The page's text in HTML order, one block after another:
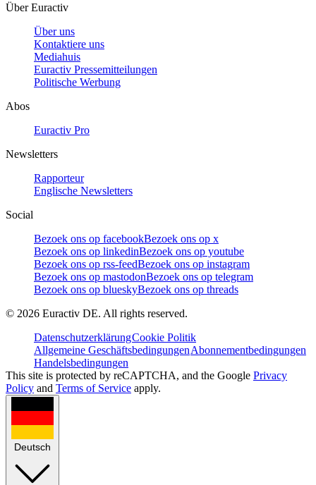
Über Euractiv
Über uns
Kontaktiere uns
Mediahuis
Euractiv Pressemitteilungen
Politische Werbung
Abos
Euractiv Pro
Newsletters
Rapporteur
Englische Newsletters
Social
Bezoek ons op facebookBezoek ons op x
Bezoek ons op linkedinBezoek ons op youtube
Bezoek ons op rss-feedBezoek ons op instagram
Bezoek ons op mastodonBezoek ons op telegram
Bezoek ons op blueskyBezoek ons op threads
© 2026 Euractiv DE. All rights reserved.
DatenschutzerklärungCookie Politik
Allgemeine GeschäftsbedingungenAbonnementbedingungen
Handelsbedingungen
This site is protected by reCAPTCHA, and the Google Privacy
Policy and Terms of Service apply.
Deutsch